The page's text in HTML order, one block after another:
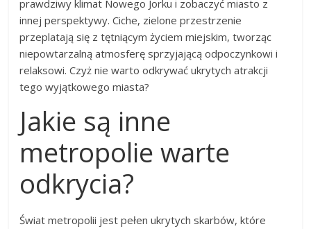
prawdziwy klimat Nowego Jorku i zobaczyć miasto z
innej perspektywy. Ciche, zielone przestrzenie
przeplatają się z tętniącym życiem miejskim, tworząc
niepowtarzalną atmosferę sprzyjającą odpoczynkowi i
relaksowi. Czyż nie warto odkrywać ukrytych atrakcji
tego wyjątkowego miasta?
Jakie są inne
metropolie warte
odkrycia?
Świat metropolii jest pełen ukrytych skarbów, które